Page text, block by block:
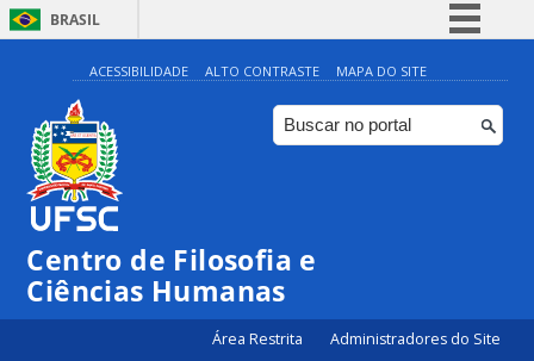
BRASIL
Simplifique!
Comunica BR
Participe
ACESSIBILIDADE ALTO CONTRASTE MAPA DO SITE
Centro de Filosofia e
Ciências Humanas
Área Restrita Administradores do Site